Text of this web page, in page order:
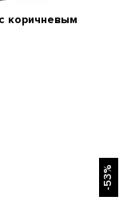
коричневым
-53%